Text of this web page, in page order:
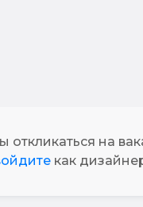
откликаться на
как